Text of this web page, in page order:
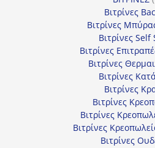
Βιτρίνες
Βιτρίνες
Βιτρίνες Self
Βιτρίνες
Βιτρίνες
Βιτρίνες
Βιτρίνες
Βιτρίνες
Βιτρίνες
Βιτρίνες
Βιτρίνες